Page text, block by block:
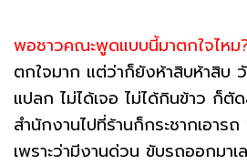
พอชาวคณะพูดแบบนี้มาตกใจไหม
ตกใจมาก แต่ว่าก็ยังห้าสิบห้าสิบ
แปลก ไม่ได้เจอ ไม่ได้กินข้าว ก็ตั
สำนักงานไปที่ร้านก็กระชากเอาร
เพราะว่ามีงานด่วน ขับรถออกมาเ